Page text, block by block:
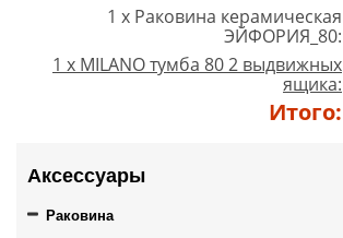
1 x Раковина керамическая
ЭЙФОРИЯ_80:
1 x MILANO тумба 80 2 выдвижных
ящика:
Итого:
Аксессуары
Раковина